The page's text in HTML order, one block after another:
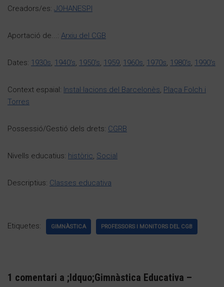
Creadors/es: JOHANESPI
Aportació de...: Arxiu del CGB
Dates: 1930s, 1940's, 1950's, 1959, 1960s, 1970s, 1980's, 1990's
Context espaial: Instal·lacions del Barcelonès, Plaça Folch i
Torres
Possessió/Gestió dels drets: CGRB
Nivells educatius: històric, Social
Descriptius: Classes educativa
Etiquetes: GIMNÀSTICA PROFESSORS I MONITORS DEL CGB
1 comentari a ;ldquo;Gimnàstica Educativa –